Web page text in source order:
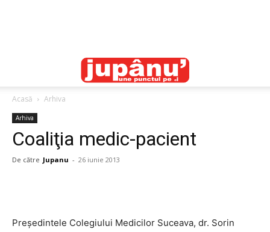
Acasă Arhiva
Arhiva
Coaliţia medic-pacient
De către Jupanu - 26 iunie 2013
Preşedintele Colegiului Medicilor Suceava, dr. Sorin